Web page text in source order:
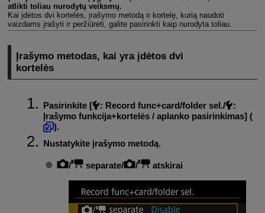
atlikti toliau nurodytų veiksmų.
Kai įdėtos dvi kortelės, įrašymo metodą ir kortelę, kurią naudoti
vaizdams įrašyti ir peržiūrėti, galite pasirinkti kaip nurodyta toliau.
Įrašymo metodas, kai yra įdėtos dvi
kortelės
Pasirinkite [ : Record func+card/folder sel./
:
Įrašymo funkcija+kortelės / aplanko pasirinkimas] (
).
Nustatykite įrašymo metodą.
/ separate/ / atskirai